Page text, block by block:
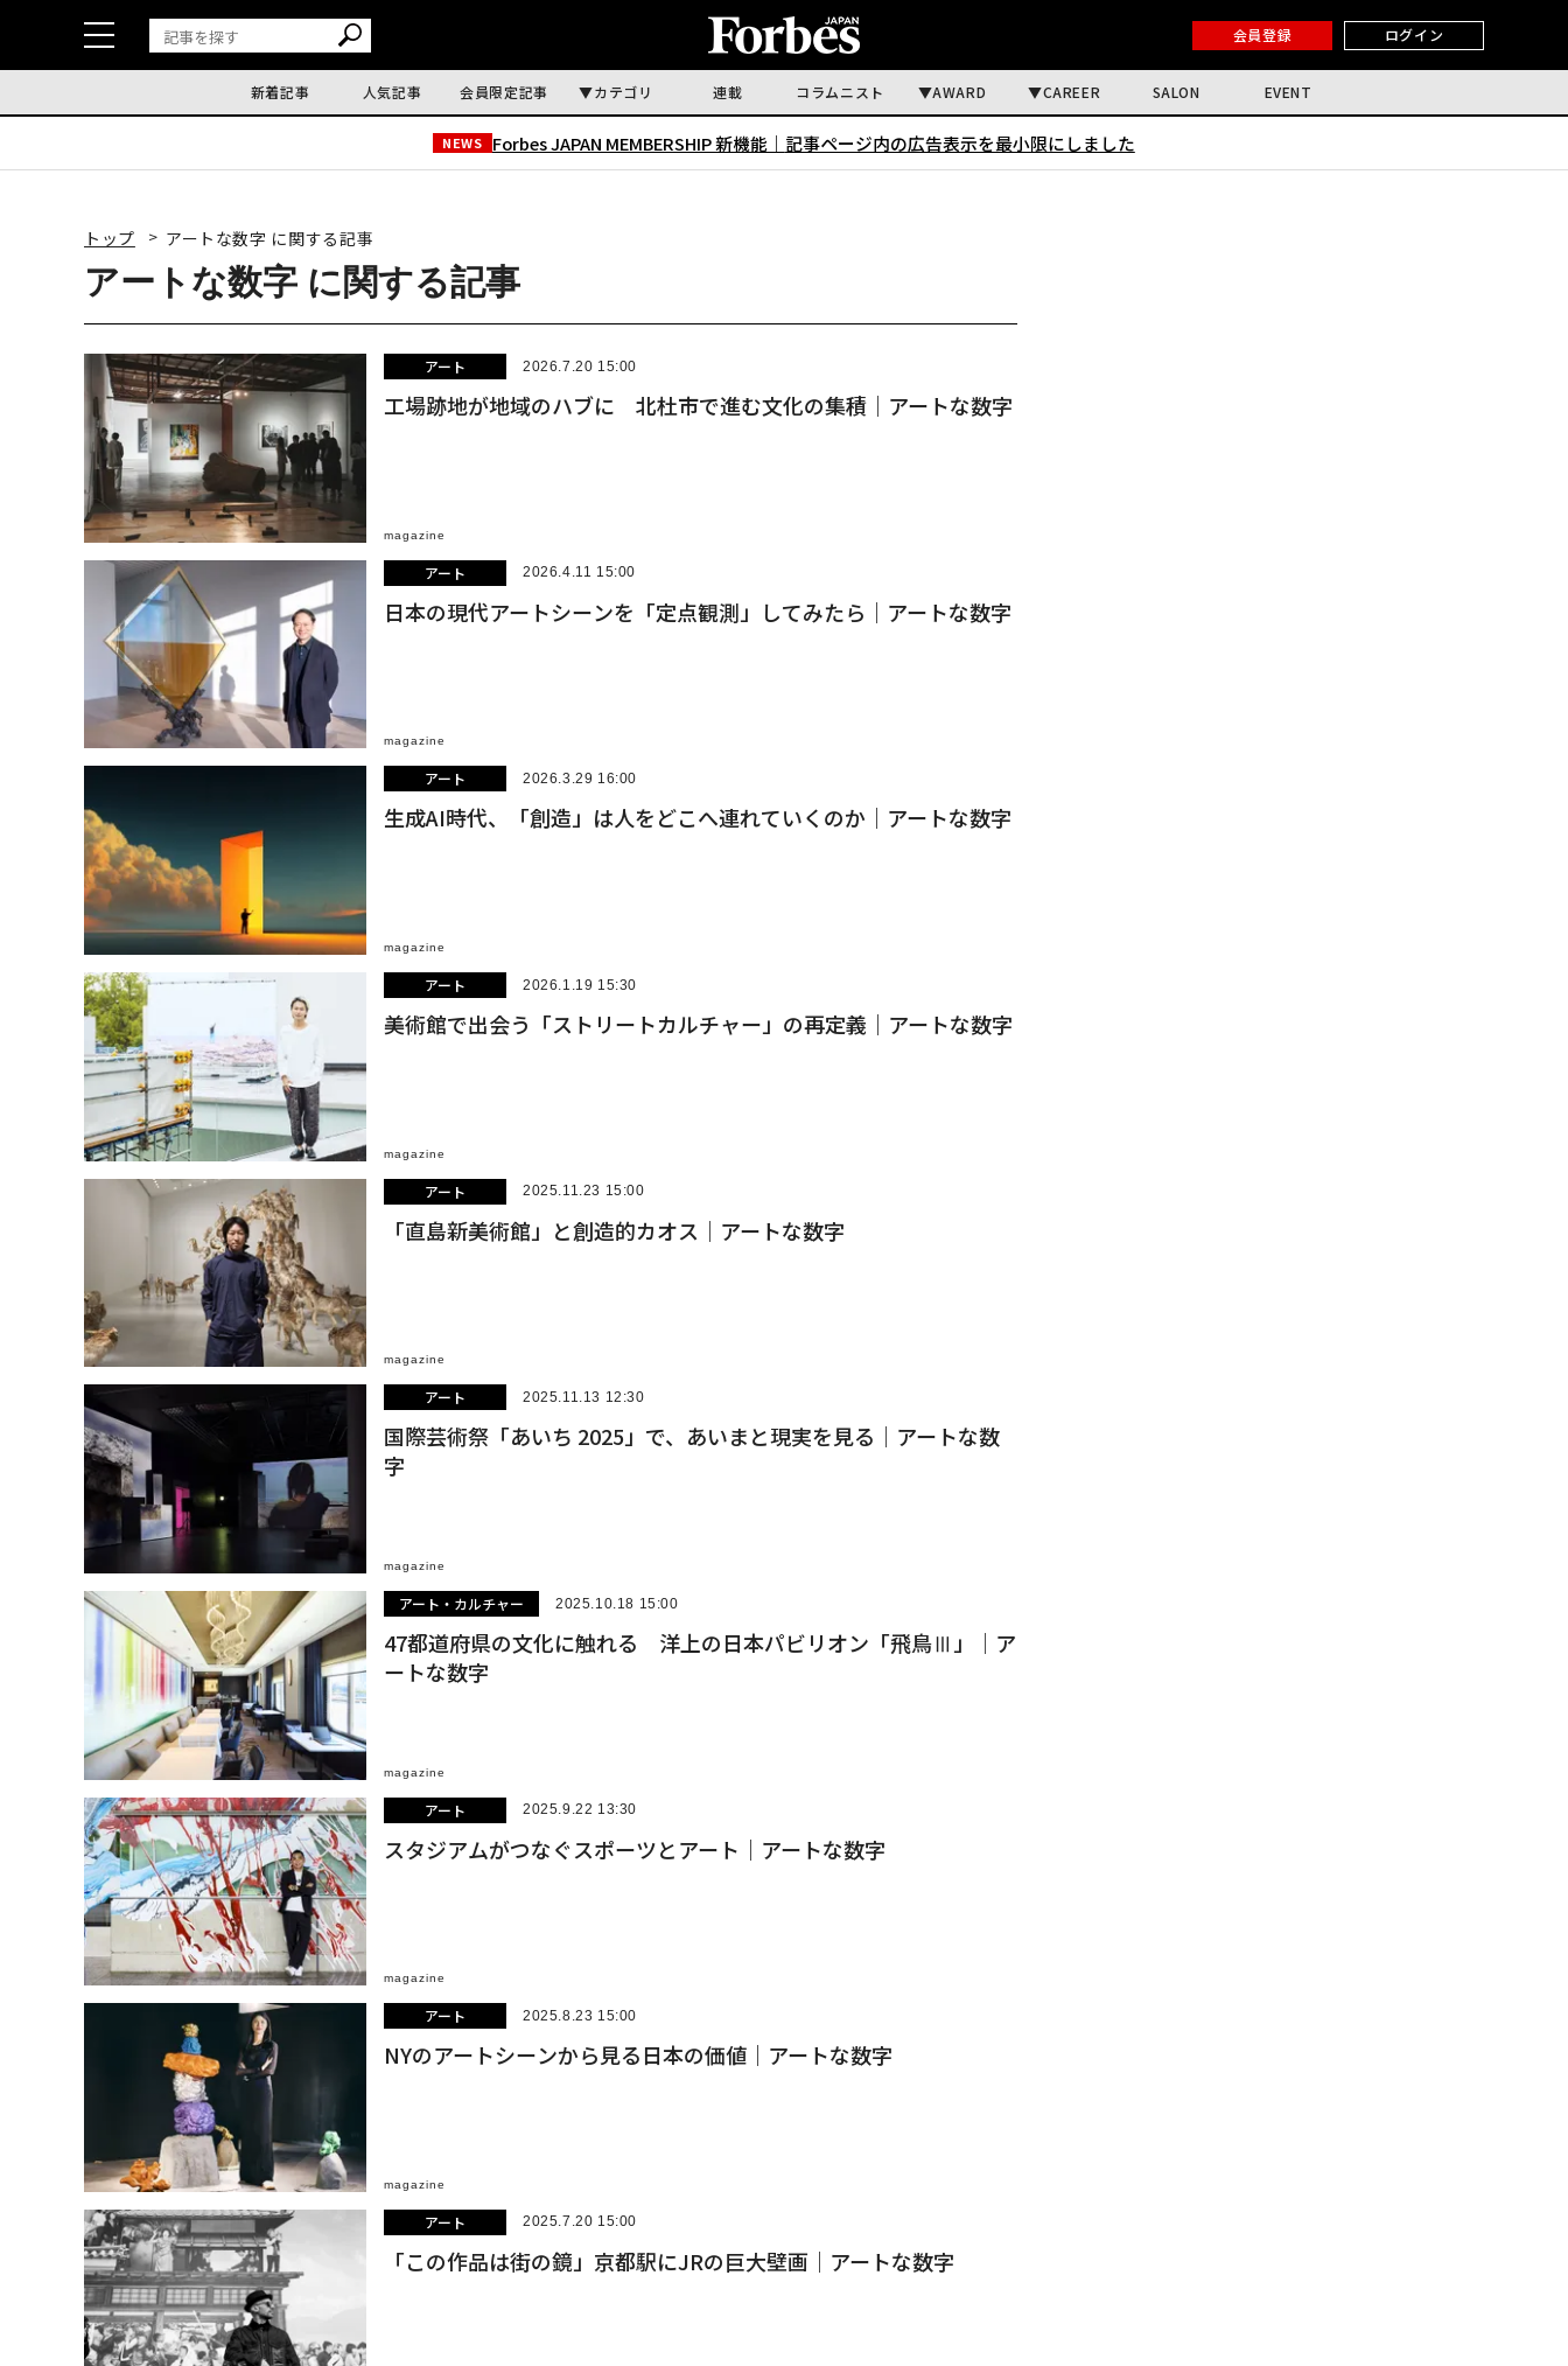
会員登録 ログイン
新着記事 人気記事 会員限定記事 カテゴリ 連載 コラムニスト AWARD CAREER SALON EVENT
NEWS Forbes JAPAN MEMBERSHIP 新機能｜ 記事ページ内の広告表示を最小限にしました
トップ アートな数字 に関する記事
アートな数字 に関する記事
アート 2026.7.20 15:00
工場跡地が地域のハブに 北杜市で進む文化の集積｜アートな数字
magazine
アート 2026.4.11 15:00
日本の現代アートシーンを「定点観測」してみたら｜アートな数字
magazine
アート 2026.3.29 16:00
生成AI時代、「創造」は人をどこへ連れていくのか｜アートな数字
magazine
アート 2026.1.19 15:30
美術館で出会う「ストリートカルチャー」の再定義｜アートな数字
magazine
アート 2025.11.23 15:00
「直島新美術館」と創造的カオス｜アートな数字
magazine
アート 2025.11.13 12:30
国際芸術祭「あいち 2025」で、あいまと現実を見る｜アートな数
字
magazine
アート・カルチャー 2025.10.18 15:00
47都道府県の文化に触れる 洋上の日本パビリオン「飛鳥Ⅲ」｜ア
ートな数字
magazine
アート 2025.9.22 13:30
スタジアムがつなぐスポーツとアート｜アートな数字
magazine
アート 2025.8.23 15:00
NYのアートシーンから見る日本の価値｜アートな数字
magazine
アート 2025.7.20 15:00
「この作品は街の鏡」京都駅にJRの巨大壁画｜アートな数字